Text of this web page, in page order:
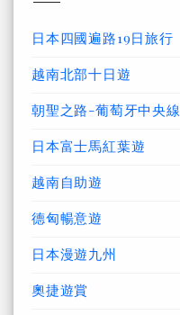
日本四國遍路19日旅行
越南北部十日遊
朝聖之路-葡萄牙中央線
日本富士馬紅葉遊
越南自助遊
德匈暢意遊
日本漫遊九州
奧捷遊賞